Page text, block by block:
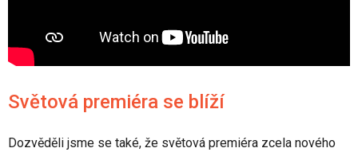
Světová premiéra se blíží
Dozvěděli jsme se také, že světová premiéra zcela nového